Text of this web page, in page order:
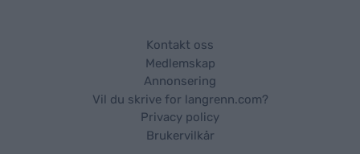
Kontakt oss
Medlemskap
Annonsering
Vil du skrive for langrenn.com?
Privacy policy
Brukervilkår